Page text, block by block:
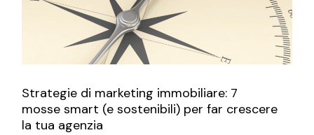
Strategie di marketing immobiliare: 7
mosse smart (e sostenibili) per far crescere
la tua agenzia